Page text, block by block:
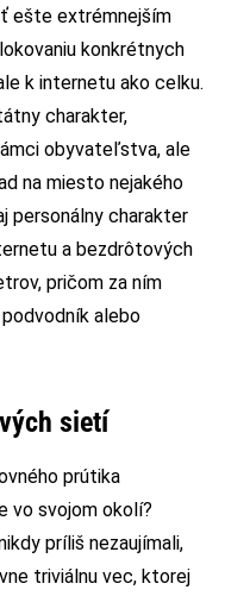
ešte extrémnejším
konkrétnych
k internetu ako celku.
charakter,
obyvateľstva, ale
na miesto nejakého
personálny charakter
a bezdrôtových
pričom za ním
alebo
sietí
prútika
vo svojom okolí?
príliš nezaujímali,
triviálnu vec, ktorej